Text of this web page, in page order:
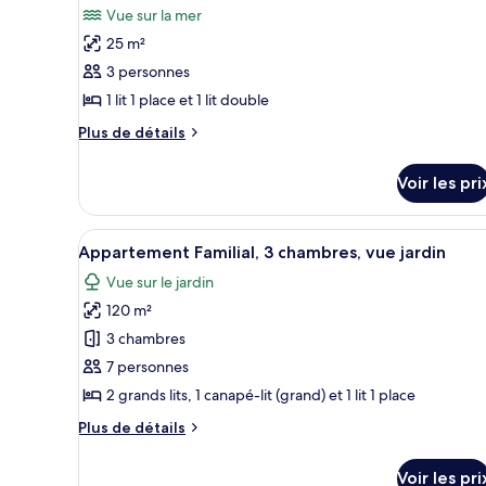
partielle
sur
la
mer
Double
Classique,
balcon,
vue
partielle
sur
la
mer
les
photos
pour
ce
type
de
Chambre
Triple
Classique,
balcon,
vue
mer
Vue sur la mer
25 m²
3 personnes
1 lit 1 place et 1 lit double
Plus de détails
Plus
le
type
de
chambre
Chambre
Triple
Classique,
balcon,
vue
mer
Voir les
Afficher
toutes
les
photos
pour
ce
type
chambre :
Appartement Familial, 3
11
Appartement Familial, 3 chambres, vue jardin
Vue sur le jardin
120 m²
3 chambres
7 personnes
2 grands lits, 1 canapé-lit (grand) et 1 lit 1 place
Plus de détails
Plus
Voir les